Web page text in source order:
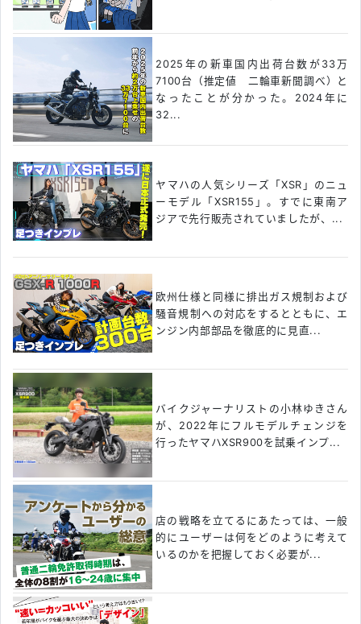
2025年の新車国内出荷台数が33万
7100台（推定値 二輪車新聞調べ）と
なったことが分かった。2024年に
32...
ヤマハの人気シリーズ「XSR」のニュ
ーモデル「XSR155」。すでに東南ア
ジアで先行販売されていましたが、...
欧州仕様と同様に排出ガス規制および
騒音規制への対応をするとともに、エ
ンジン内部部品を徹底的に見直...
バイクジャーナリストの小林ゆきさん
が、2022年にフルモデルチェンジを
行ったヤマハXSR900を試乗インプ...
店の戦略を立てるにあたっては、一般
的にユーザーは何をどのように考えて
いるのかを把握しておく必要が...